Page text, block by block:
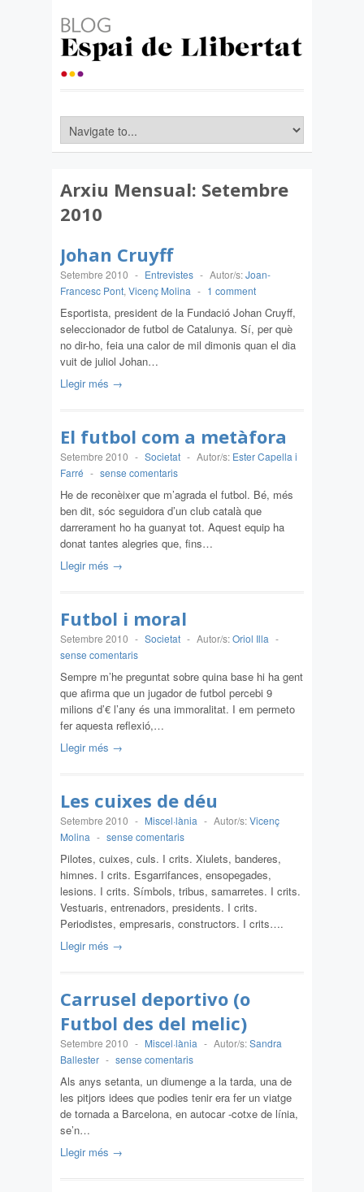
Arxiu Mensual: Setembre
2010
Johan Cruyff
Setembre 2010 - Entrevistes - Autor/s:Joan-
Francesc Pont, Vicenç Molina - 1 comment
Esportista, president de la Fundació Johan Cruyff,
seleccionador de futbol de Catalunya. Sí, per què
no dir-ho, feia una calor de mil dimonis quan el dia
vuit de juliol Johan…
Llegir més →
El futbol com a metàfora
Setembre 2010 - Societat - Autor/s: Ester Capella i
Farré - sense comentaris
He de reconèixer que m’agrada el futbol. Bé, més
ben dit, sóc seguidora d’un club català que
darrerament ho ha guanyat tot. Aquest equip ha
donat tantes alegries que, fins…
Llegir més →
Futbol i moral
Setembre 2010 - Societat - Autor/s:Oriol Illa -
sense comentaris
Sempre m’he preguntat sobre quina base hi ha gent
que afirma que un jugador de futbol percebi 9
milions d’€ l’any és una immoralitat. I em permeto
fer aquesta reflexió,…
Llegir més →
Les cuixes de déu
Setembre 2010 - Miscel·lània - Autor/s:Vicenç
Molina - sense comentaris
Pilotes, cuixes, culs. I crits. Xiulets, banderes,
himnes. I crits. Esgarrifances, ensopegades,
lesions. I crits. Símbols, tribus, samarretes. I crits.
Vestuaris, entrenadors, presidents. I crits.
Periodistes, empresaris, constructors. I crits….
Llegir més →
Carrusel deportivo (o
Futbol des del melic)
Setembre 2010 - Miscel·lània - Autor/s:Sandra
Ballester - sense comentaris
Als anys setanta, un diumenge a la tarda, una de
les pitjors idees que podies tenir era fer un viatge
de tornada a Barcelona, en autocar -cotxe de línia,
se’n…
Llegir més →